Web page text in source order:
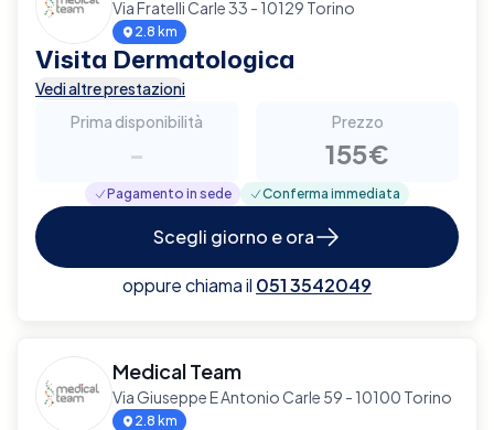
Via Fratelli Carle 33 - 10129 Torino
2.8 km
Visita Dermatologica
Vedi altre prestazioni
Prima disponibilità
-
Prezzo
155€
Pagamento in sede Conferma immediata
Scegli giorno e ora
oppure chiama il 051 3542049
Medical Team
Via Giuseppe E Antonio Carle 59 - 10100 Torino
2.8 km